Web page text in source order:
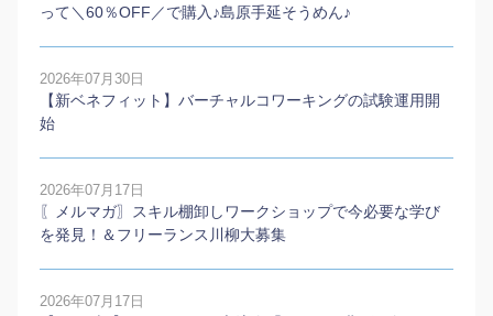
って＼60％OFF／で購入♪島原手延そうめん♪
2026年07月30日
【新ベネフィット】バーチャルコワーキングの試験運用開
始
2026年07月17日
〖メルマガ〗スキル棚卸しワークショップで今必要な学び
を発見！＆フリーランス川柳大募集
2026年07月17日